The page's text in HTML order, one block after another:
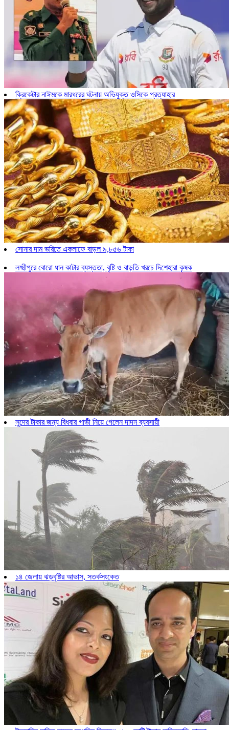
ক্রিকেটার নাঈমকে মারধরের ঘটনায় অভিযুক্ত ওসিকে প্রত্যাহার
সোনার দাম ভরিতে একলাফে বাড়ল ৯,৮৫৬ টাকা
লক্ষ্মীপুরে বোরো ধান কাটার ব্যস্ততা, বৃষ্টি ও বাড়তি খরচে দিশেহারা কৃষক
সুদের টাকার জন্য বিধবার গাভী নিয়ে গেলেন দাদন ব্যবসায়ী
১৪ জেলায় ঝড়বৃষ্টির আভাস, সতর্কসংকেত